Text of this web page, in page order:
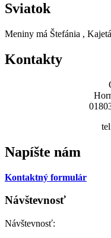
Sviatok
Meniny má Štefánia ,
Kontakty
Napíšte nám
Kontaktný formulár
Návštevnosť
Návštevnosť: